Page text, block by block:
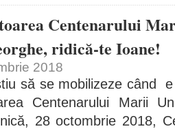
Centenarului
ridică-te Ioane!
2018
să se mobilizeze când
Centenarului Marii
28 octombrie 2018,